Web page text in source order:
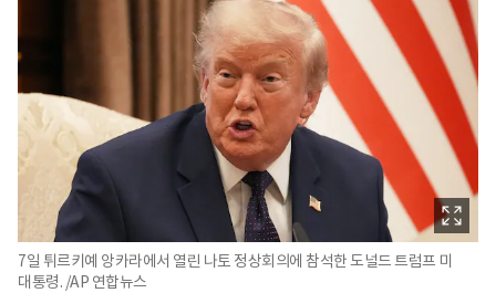
7일 튀르키예 앙카라에서 열린 나토 정상회의에 참석한 도널드 트럼프 미
대통령. /AP 연합뉴스